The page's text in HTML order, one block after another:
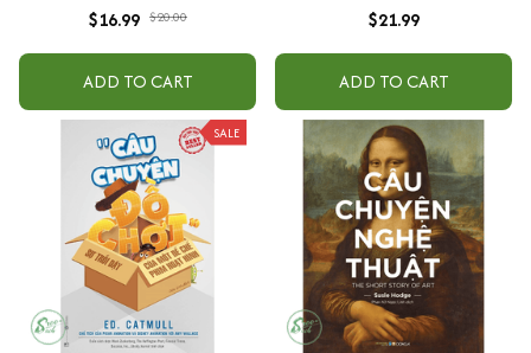
$16.99 $20.00
ADD TO CART
$21.99
ADD TO CART
SALE